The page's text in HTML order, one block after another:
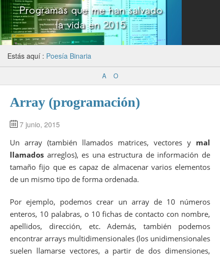
Estás aquí : Poesía Binaria
A O
Array (programación)
7 junio, 2015
Un array (también llamados matrices, vectores y mal
llamados arreglos), es una estructura de información de
tamaño fijo que es capaz de almacenar varios elementos
de un mismo tipo de forma ordenada.
Por ejemplo, podemos crear un array de 10 números
enteros, 10 palabras, o 10 fichas de contacto con nombre,
apellidos, dirección, etc. Además, también podemos
encontrar arrays multidimensionales (los unidimensionales
suelen llamarse vectores, a partir de dos dimensiones,